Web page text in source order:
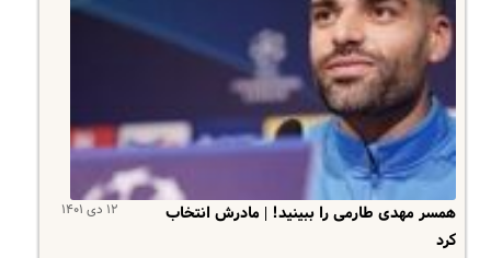
۱۲ دی ۱۴۰۱
همسر مهدی طارمی را ببینید! | مادرش انتخاب
کرد